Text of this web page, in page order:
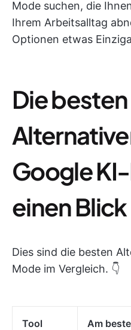
Mode suchen, die
Ihrem Arbeitsalltag
Optionen etwas
Die besten
Google
einen Blick
Dies sind die besten
Mode im Vergleich. 👇
Tool
Am